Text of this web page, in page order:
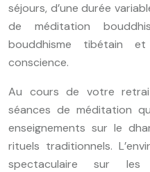
séjours, d’une durée
de méditation
bouddhisme tibétain
conscience.
Au cours de votre
séances de méditation
enseignements sur le
rituels traditionnels.
spectaculaire sur les